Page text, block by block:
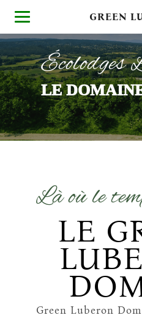
GREEN
Écolodges
LE
Là où le
LE
Green Luberon